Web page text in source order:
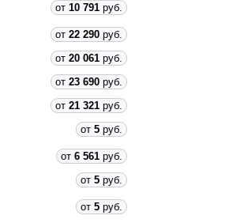
от 10 791 руб.
от 22 290 руб.
от 20 061 руб.
от 23 690 руб.
от 21 321 руб.
от 5 руб.
от 6 561 руб.
от 5 руб.
от 5 руб.